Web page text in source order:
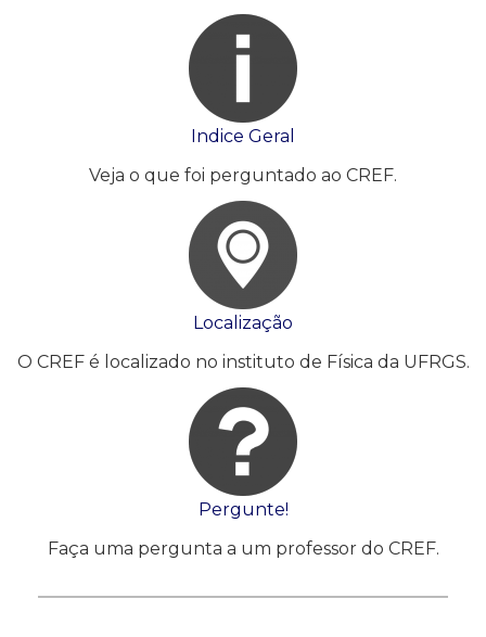
Indice Geral
Veja o que foi perguntado ao CREF.
Localização
O CREF é localizado no instituto de Física da UFRGS.
Pergunte!
Faça uma pergunta a um professor do CREF.